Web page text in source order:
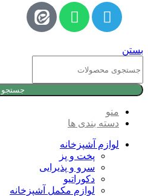
بستن
جستجو
منو
دسته بندی ها
لوازم آشپزخانه
پخت و پز
سرو و پذیرایی
دکوراتیو
لوازم مکمل آشپزخانه